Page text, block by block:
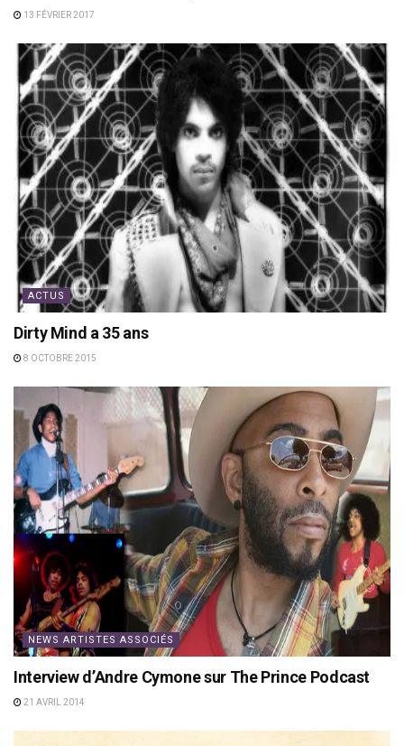
13 FÉVRIER 2017
ACTUS
Dirty Mind a 35 ans
8 OCTOBRE 2015
NEWS ARTISTES ASSOCIÉS
Interview d’Andre Cymone sur The Prince Podcast
21 AVRIL 2014